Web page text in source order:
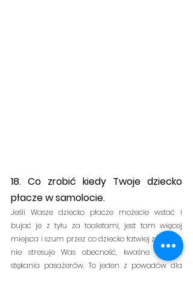
18. Co zrobić kiedy Twoje dziecko
płacze w samolocie.
Jeśli Wasze dziecko płacze możecie wstać i
bujać je z tyłu za toaletami, jest tam więcej
miejsca i szum przez co dziecko łatwiej zaśnie, a
nie stresuje Was obecność, kwaśne miny i
stękania pasażerów. To jeden z powodów dla